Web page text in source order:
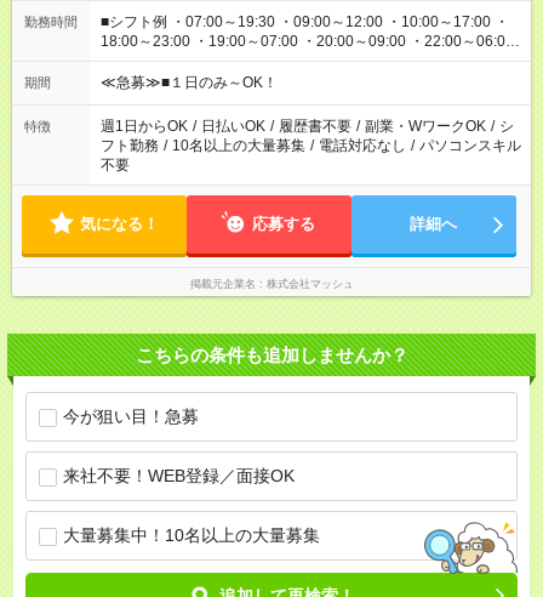
勤務時間
■シフト例 ・07:00～19:30 ・09:00～12:00 ・10:00～17:00 ・
18:00～23:00 ・19:00～07:00 ・20:00～09:00 ・22:00～06:00
etc ★最短で3時間で5,120円のお仕事から 15時間で2万円近く稼
げるお仕事も！ ご希望のお時間に合わせてご紹介！ ※シフトは
ください！
期間 ≪急募≫■１日のみ～OK！
特徴 週1日からOK / 日払いOK / 履歴書不要 / 副業・WワークOK / シ
フト勤務 / 10名以上の大量募集 / 電話対応なし / パソコンスキル
不要
気になる！ 応募する 詳細へ
掲載元企業名 株式会社マッシュ
こちらの条件も追加しませんか？
今が狙い目！急募
来社不要！WEB登録／面接OK
大量募集中！10名以上の大量募集